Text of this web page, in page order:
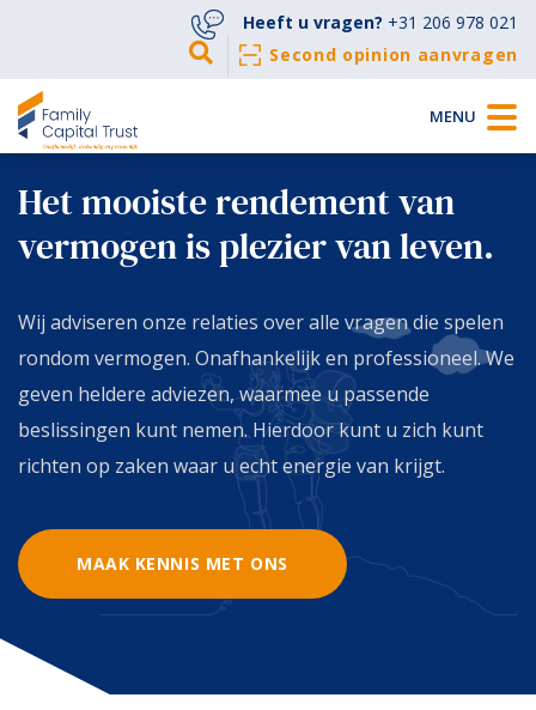
Heeft u vragen? +31 206 978 021
Second opinion aanvragen
MENU
Het mooiste rendement van
vermogen is plezier van leven.
Wij adviseren onze relaties over alle vragen die spelen
rondom vermogen. Onafhankelijk en professioneel. We
geven heldere adviezen, waarmee u passende
beslissingen kunt nemen. Hierdoor kunt u zich kunt
richten op zaken waar u echt energie van krijgt.
MAAK KENNIS MET ONS